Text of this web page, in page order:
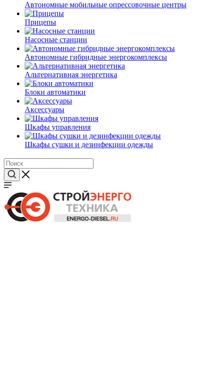
Автономные мобильные опрессовочные центры
Прицепы
Насосные станции
Автономные гибридные энергокомплексы
Альтернативная энергетика
Блоки автоматики
Аксессуары
Шкафы управления
Шкафы сушки и дезинфекции одежды